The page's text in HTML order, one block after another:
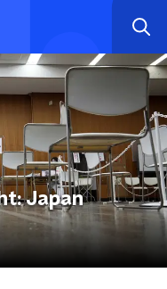
Japan